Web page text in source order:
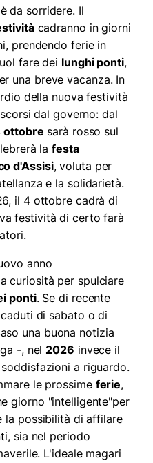
da sorridere. Il
cadranno in giorni
prendendo ferie in
fare dei lunghi ponti,
una breve vacanza. In
della nuova festività
dal governo: dal
ottobre sarà rosso sul
lafesta
d'Assisi, voluta per
e la solidarietà.
il 4 ottobre cadrà di
festività di certo farà
anno
curiosità per spulciare
ponti. Se di recente
di sabato o di
una buona notizia
-, nel2026 invece il
a riguardo.
le prossime ferie,
giorno "intelligente"per
la possibilità di affilare
sia nel periodo
L'ideale magari